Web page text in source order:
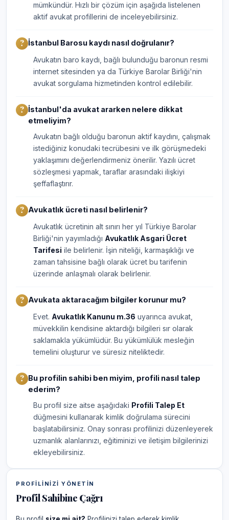
mümkündür. Hızlı bir çözüm için aşağıda listelenen
aktif avukat profillerini de inceleyebilirsiniz.
İstanbul Barosu kaydı nasıl doğrulanır?
Avukatın baro kaydı, bağlı bulunduğu baronun resmi
internet sitesinden ya da Türkiye Barolar Birliği'nin
avukat sorgulama hizmetinden kontrol edilebilir.
İstanbul'da avukat ararken nelere dikkat
etmeliyim?
Avukatın bağlı olduğu baronun aktif kaydını, çalışmak
istediğiniz konudaki tecrübesini ve ilk görüşmedeki
yaklaşımını değerlendirmeniz önerilir. Yazılı ücret
sözleşmesi yapmak, taraflar arasındaki ilişkiyi
şeffaflaştırır.
Avukatlık ücreti nasıl belirlenir?
Avukatlık ücretinin alt sınırı her yıl Türkiye Barolar
Birliği'nin yayımladığı Avukatlık Asgari Ücret
Tarifesi ile belirlenir. İşin niteliği, karmaşıklığı ve
zaman tahsisine bağlı olarak ücret bu tarifenin
üzerinde anlaşmalı olarak belirlenir.
Avukata aktaracağım bilgiler korunur mu?
Evet. Avukatlık Kanunu m.36 uyarınca avukat,
müvekkilin kendisine aktardığı bilgileri sır olarak
saklamakla yükümlüdür. Bu yükümlülük mesleğin
temelini oluşturur ve süresiz niteliktedir.
Bu profilin sahibi ben miyim, profili nasıl talep
ederim?
Bu profil size aitse aşağıdaki Profili Talep Et
düğmesini kullanarak kimlik doğrulama sürecini
başlatabilirsiniz. Onay sonrası profilinizi düzenleyerek
uzmanlık alanlarınızı, eğitiminizi ve iletişim bilgilerinizi
ekleyebilirsiniz.
PROFILINIZI YÖNETIN
Profil Sahibine Çağrı